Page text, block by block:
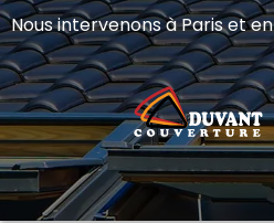
Nous intervenons à Paris et